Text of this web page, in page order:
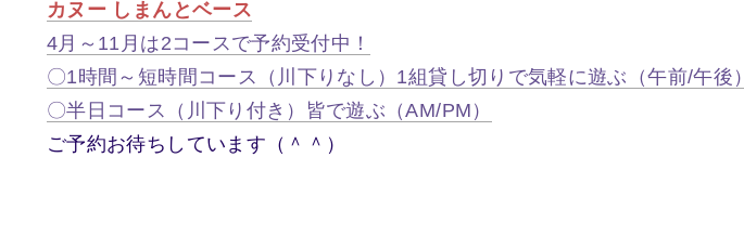
カヌー しまんとベース
4月～11月は2コースで予約受付中！
〇1時間～短時間コース（川下りなし）1組貸し切りで気軽に遊ぶ（午前/午後）
〇半日コース（川下り付き）皆で遊ぶ（AM/PM）
ご予約お待ちしています（＾＾）